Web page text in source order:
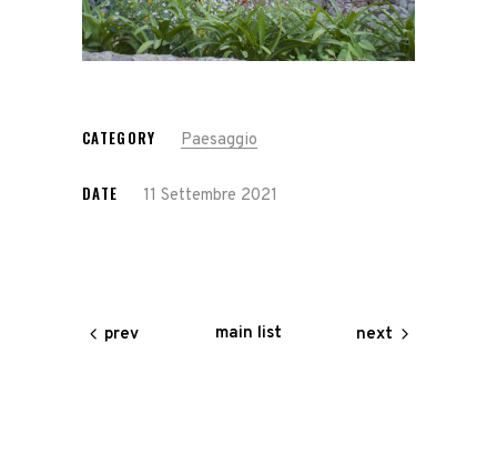
CATEGORY Paesaggio
DATE 11 Settembre 2021
prev main list next